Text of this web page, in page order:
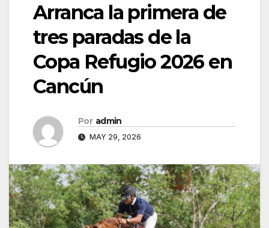
Arranca la primera de
tres paradas de la
Copa Refugio 2026 en
Cancún
Por admin
MAY 29, 2026